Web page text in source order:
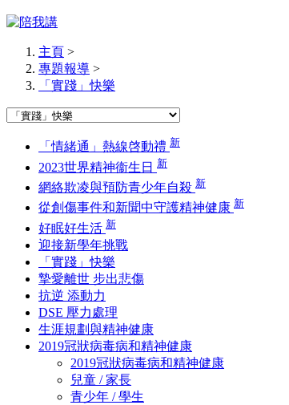
主頁 >
專題報導 >
「實踐」快樂
「情緒通」熱線啓動禮 新
2023世界精神衞生日 新
網絡欺凌與預防青少年自殺 新
從創傷事件和新聞中守護精神健康 新
好眠好生活 新
迎接新學年挑戰
「實踐」快樂
摯愛離世 步出悲傷
抗逆 添動力
DSE 壓力處理
生涯規劃與精神健康
2019冠狀病毒病和精神健康
2019冠狀病毒病和精神健康
兒童 / 家長
青少年 / 學生